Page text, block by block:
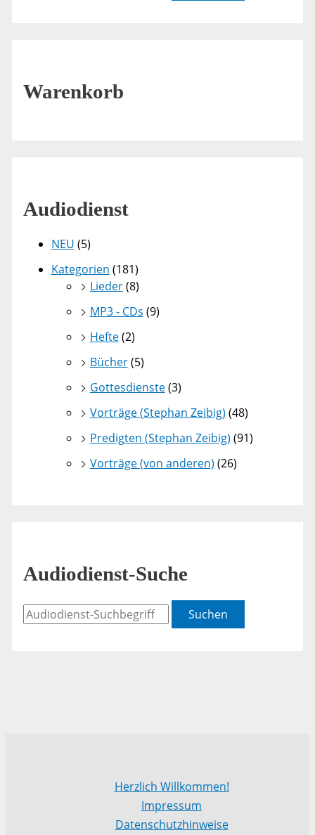
Warenkorb
Audiodienst
NEU (5)
Kategorien (181)
Lieder(8)
MP3 - CDs (9)
Hefte(2)
Bücher(5)
Gottesdienste(3)
Vorträge (Stephan Zeibig) (48)
Predigten (Stephan Zeibig) (91)
Vorträge (von anderen) (26)
Audiodienst-Suche
Suchen
Herzlich Willkommen!
Impressum
Datenschutzhinweise